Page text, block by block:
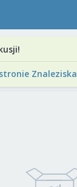
stronie Znaleziska